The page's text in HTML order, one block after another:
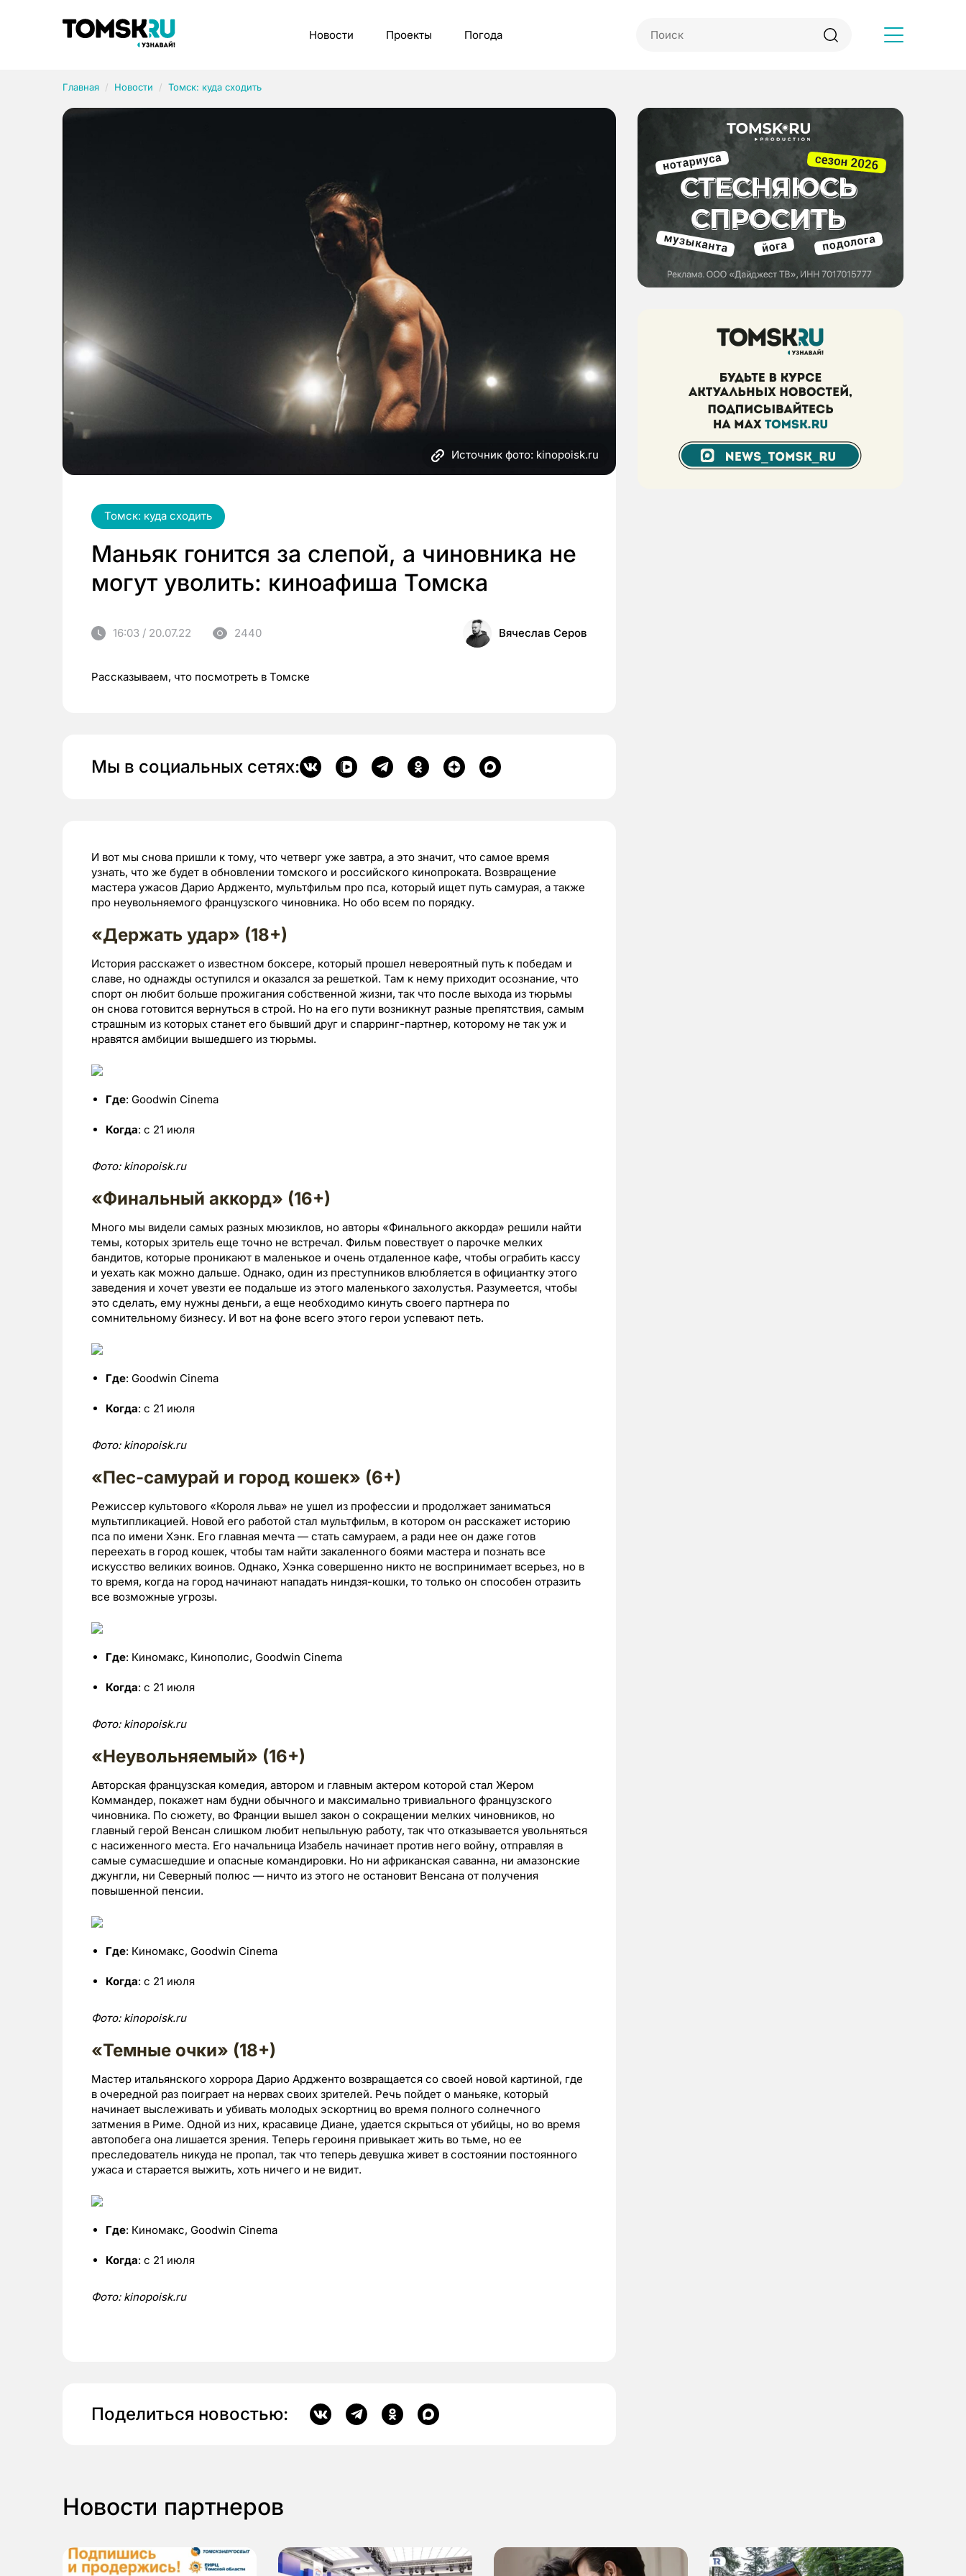
Новости Проекты Погода
Главная Новости Томск: куда сходить
Источник фото: kinopoisk.ru
Томск: куда сходить
Маньяк гонится за слепой, а чиновника не
могут уволить: киноафиша Томска
16:03 / 20.07.22 2440 Вячеслав Серов
Рассказываем, что посмотреть в Томске
Мы в социальных сетях:
И вот мы снова пришли к тому, что четверг уже завтра, а это значит, что самое время
узнать, что же будет в обновлении томского и российского кинопроката. Возвращение
мастера ужасов Дарио Ардженто, мультфильм про пса, который ищет путь самурая, а также
про неувольняемого французского чиновника. Но обо всем по порядку.
«Держать удар» (18+)
История расскажет о известном боксере, который прошел невероятный путь к победам и
славе, но однажды оступился и оказался за решеткой. Там к нему приходит осознание, что
спорт он любит больше прожигания собственной жизни, так что после выхода из тюрьмы
он снова готовится вернуться в строй. Но на его пути возникнут разные препятствия, самым
страшным из которых станет его бывший друг и спарринг-партнер, которому не так уж и
нравятся амбиции вышедшего из тюрьмы.
Где: Goodwin Cinema
Когда: с 21 июля
Фото: kinopoisk.ru
«Финальный аккорд» (16+)
Много мы видели самых разных мюзиклов, но авторы «Финального аккорда» решили найти
темы, которых зритель еще точно не встречал. Фильм повествует о парочке мелких
бандитов, которые проникают в маленькое и очень отдаленное кафе, чтобы ограбить кассу
и уехать как можно дальше. Однако, один из преступников влюбляется в официантку этого
заведения и хочет увезти ее подальше из этого маленького захолустья. Разумеется, чтобы
это сделать, ему нужны деньги, а еще необходимо кинуть своего партнера по
сомнительному бизнесу. И вот на фоне всего этого герои успевают петь.
Где: Goodwin Cinema
Когда: с 21 июля
Фото: kinopoisk.ru
«Пес-самурай и город кошек» (6+)
Режиссер культового «Короля льва» не ушел из профессии и продолжает заниматься
мультипликацией. Новой его работой стал мультфильм, в котором он расскажет историю
пса по имени Хэнк. Его главная мечта — стать самураем, а ради нее он даже готов
переехать в город кошек, чтобы там найти закаленного боями мастера и познать все
искусство великих воинов. Однако, Хэнка совершенно никто не воспринимает всерьез, но в
то время, когда на город начинают нападать ниндзя-кошки, то только он способен отразить
все возможные угрозы.
Где: Киномакс, Кинополис, Goodwin Cinema
Когда: с 21 июля
Фото: kinopoisk.ru
«Неувольняемый» (16+)
Авторская французская комедия, автором и главным актером которой стал Жером
Коммандер, покажет нам будни обычного и максимально тривиального французского
чиновника. По сюжету, во Франции вышел закон о сокращении мелких чиновников, но
главный герой Венсан слишком любит непыльную работу, так что отказывается увольняться
с насиженного места. Его начальница Изабель начинает против него войну, отправляя в
самые сумасшедшие и опасные командировки. Но ни африканская саванна, ни амазонские
джунгли, ни Северный полюс — ничто из этого не остановит Венсана от получения
повышенной пенсии.
Где: Киномакс, Goodwin Cinema
Когда: с 21 июля
Фото: kinopoisk.ru
«Темные очки» (18+)
Мастер итальянского хоррора Дарио Ардженто возвращается со своей новой картиной, где
в очередной раз поиграет на нервах своих зрителей. Речь пойдет о маньяке, который
начинает выслеживать и убивать молодых эскортниц во время полного солнечного
затмения в Риме. Одной из них, красавице Диане, удается скрыться от убийцы, но во время
автопобега она лишается зрения. Теперь героиня привыкает жить во тьме, но ее
преследователь никуда не пропал, так что теперь девушка живет в состоянии постоянного
ужаса и старается выжить, хоть ничего и не видит.
Где: Киномакс, Goodwin Cinema
Когда: с 21 июля
Фото: kinopoisk.ru
Поделиться новостью:
Новости партнеров
Рубрики